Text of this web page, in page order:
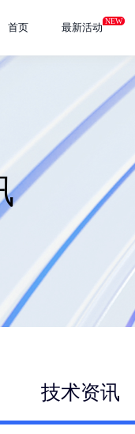
首页 最新活动
NEW
技术资讯